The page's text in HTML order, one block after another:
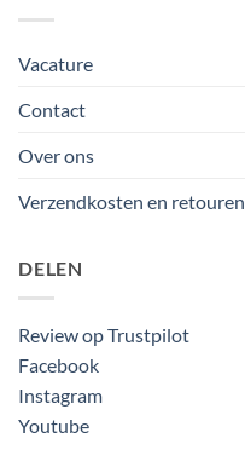
Vacature
Contact
Over ons
Verzendkosten en retouren
DELEN
Review op Trustpilot
Facebook
Instagram
Youtube